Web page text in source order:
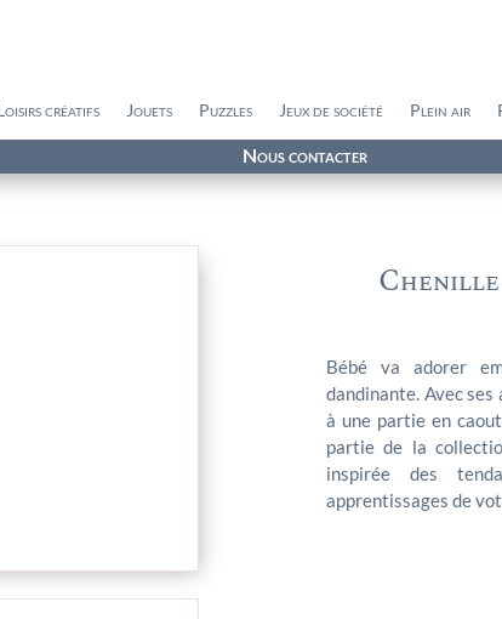
créatifs Jouets Puzzles Jeux de société Plein air
Nous contacter
Chenille
Bébé va adorer
dandinante. Avec
à une partie en
partie de la
inspirée des
apprentissages de